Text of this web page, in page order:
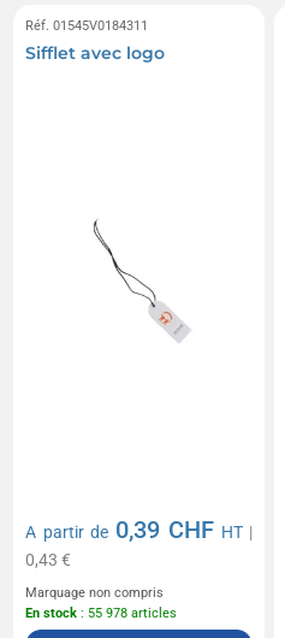
Réf. 01545V0184311
Sifflet avec logo
A partir de 0,39 CHF HT|
0,43 €
Marquage non compris
En stock : 55 978 articles